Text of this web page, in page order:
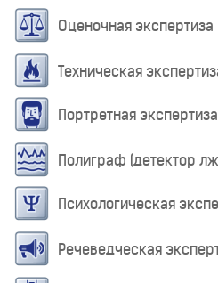
Оценочная экспертиза
Техническая
Портретная экспертиза
Полиграф (детектор
Психологическая
Речеведческая